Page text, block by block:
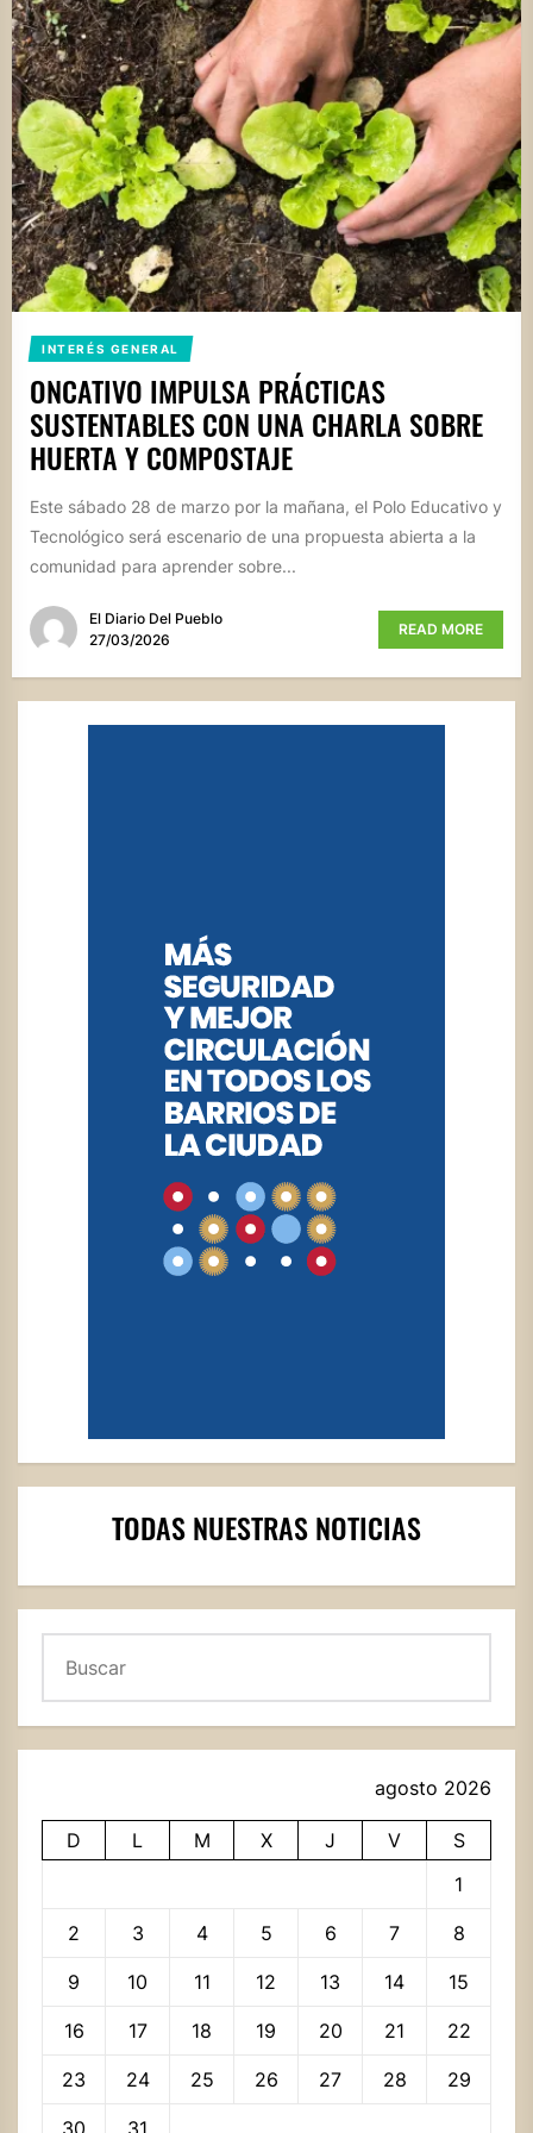
INTERÉS GENERAL
ONCATIVO IMPULSA PRÁCTICAS
SUSTENTABLES CON UNA CHARLA SOBRE
HUERTA Y COMPOSTAJE
Este sábado 28 de marzo por la mañana, el Polo Educativo y
Tecnológico será escenario de una propuesta abierta a la
comunidad para aprender sobre...
El Diario Del Pueblo
27/03/2026
READ MORE
TODAS NUESTRAS NOTICIAS
agosto 2026
D L M X J V
S
1
2 3 4 5 6 7 8
9 10 11 12 13 14 15
16 17 18 19 20 21 22
23 24 25 26 27 28 29